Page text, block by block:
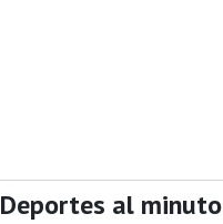
Deportes al minuto